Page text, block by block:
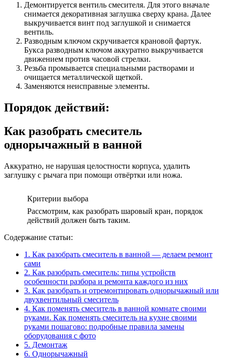
Демонтируется вентиль смесителя. Для этого вначале
снимается декоративная заглушка сверху крана. Далее
выкручивается винт под заглушкой и снимается
вентиль.
Разводным ключом скручивается крановой фартук.
Букса разводным ключом аккуратно выкручивается
движением против часовой стрелки.
Резьба промывается специальными растворами и
очищается металлической щеткой.
Заменяются неисправные элементы.
Порядок действий:
Как разобрать смеситель
однорычажный в ванной
Аккуратно, не нарушая целостности корпуса, удалить
заглушку с рычага при помощи отвёртки или ножа.
Критерии выбора
Рассмотрим, как разобрать шаровый кран, порядок
действий должен быть таким.
Содержание статьи:
1. Как разобрать смеситель в ванной — делаем ремонт
сами
2. Как разобрать смеситель: типы устройств
особенности разбора и ремонта каждого из них
3. Как разобрать и отремонтировать однорычажный или
двухвентильный смеситель
4. Как поменять смеситель в ванной комнате своими
руками. Как поменять смеситель на кухне своими
руками пошагово: подробные правила замены
оборудования с фото
5. Демонтаж
6. Однорычажный